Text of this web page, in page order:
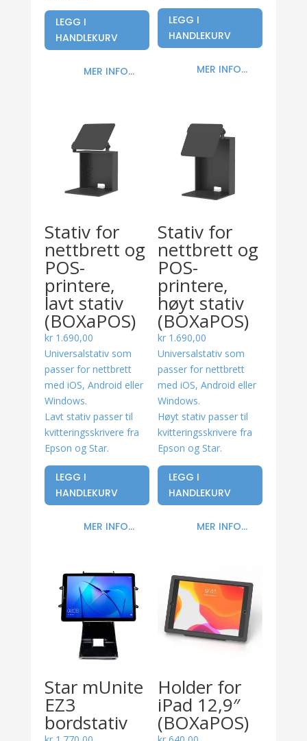
LEGG I
HANDLEKURV
MER INFO...
LEGG I
HANDLEKURV
MER INFO...
Stativ for
nettbrett og
POS-
printere,
lavt stativ
(BOXaPOS)
kr1.690,00
Universalstativ som
passer for nettbrett
med iOS, Android eller
Windows.
Lavt stativ passer til
kvitteringsskrivere fra
Epson og Star.
LEGG I
HANDLEKURV
MER INFO...
Stativ for
nettbrett og
POS-
printere,
høyt stativ
(BOXaPOS)
kr 1.690,00
Universalstativ som
passer for nettbrett
med iOS, Android eller
Windows.
Høyt stativ passer til
kvitteringsskrivere fra
Epson og Star.
LEGG I
HANDLEKURV
MER INFO...
Star mUnite
EZ3
bordstativ
Holder for
iPad 12,9″
(BOXaPOS)